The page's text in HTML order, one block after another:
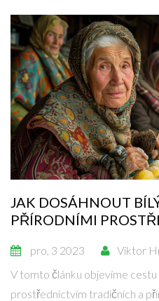
JAK DOSÁHNOUT
PŘÍRODNÍMI
pro, 3 2023 Viktor
V tomto článku objevíme
prostřednictvím tradičních a